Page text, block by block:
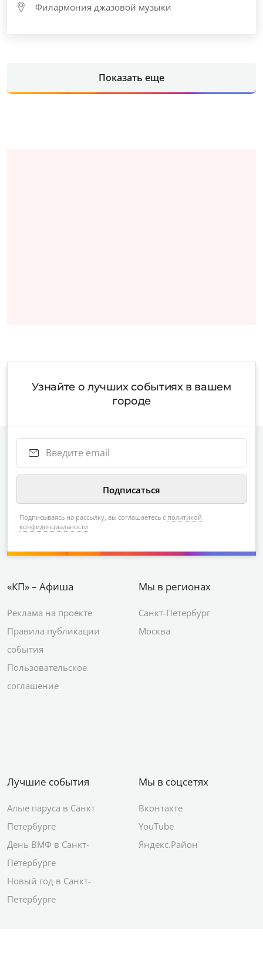
Филармония джазовой музыки
Показать еще
Узнайте о лучших событиях в вашем
городе
Подписываясь на рассылку, вы соглашаетесь с политикой
конфиденциальности
«КП» – Афиша
Реклама на проекте
Правила публикации
события
Пользовательское
соглашение
Мы в регионах
Санкт-Петербург
Москва
Лучшие события
Алые паруса в Санкт
Петербурге
День ВМФ в Санкт-
Петербурге
Новый год в Санкт-
Петербурге
Мы в соцсетях
Вконтакте
YouTube
Яндекс.Район